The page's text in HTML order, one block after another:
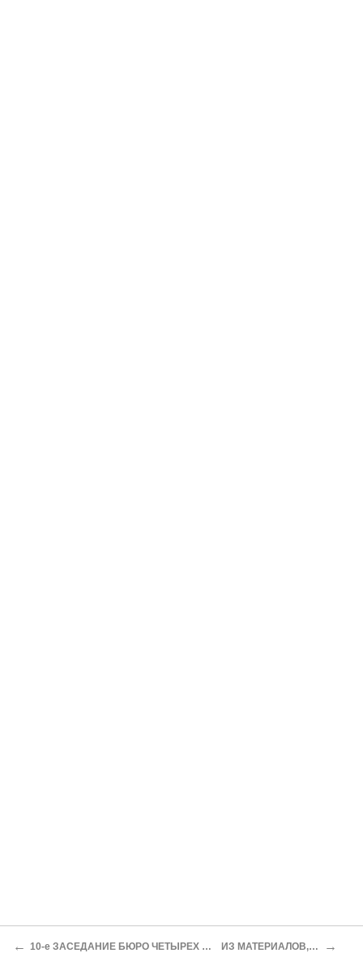
← 10-е ЗАСЕДАНИЕ БЮРО ЧЕТЫРЕХ ОРГАНИЗАЦИЙ: «СОВЕТА ГОСУДАРСТВЕННОГО ОБЪЕДИНЕНИЯ», «НАЦИОНАЛЬНОГО ЦЕНТРА», «СОЮЗА ВОЗРОЖДЕНИЯ» И «СОВЕТА ЗЕМСТВ И ГОРОДОВ ЮГА РОССИИ[136] ИЗ МАТЕРИАЛОВ, ВЗЯТЫХ ПРИ РАСКРЫТИИ ПЕТРОГРАДСКОЙ ОРГАНИЗАЦИИ «НАЦИОНАЛЬНОГО ЦЕНТРА»[137] →